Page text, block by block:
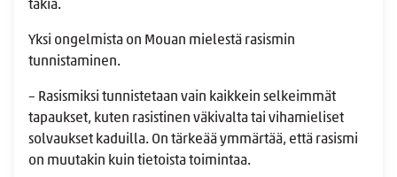
takia.
Yksi ongelmista on Mouan mielestä rasismin
tunnistaminen.
– Rasismiksi tunnistetaan vain kaikkein selkeimmät
tapaukset, kuten rasistinen väkivalta tai vihamieliset
solvaukset kaduilla. On tärkeää ymmärtää, että rasismi
on muutakin kuin tietoista toimintaa.